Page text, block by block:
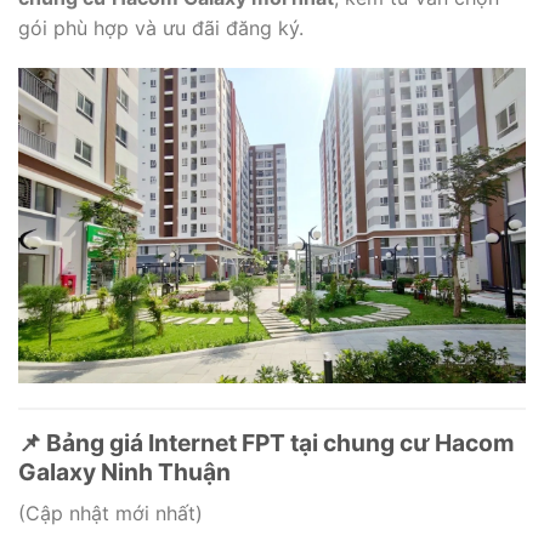
gói phù hợp và ưu đãi đăng ký.
📌 Bảng giá Internet FPT tại chung cư Hacom
Galaxy Ninh Thuận
(Cập nhật mới nhất)